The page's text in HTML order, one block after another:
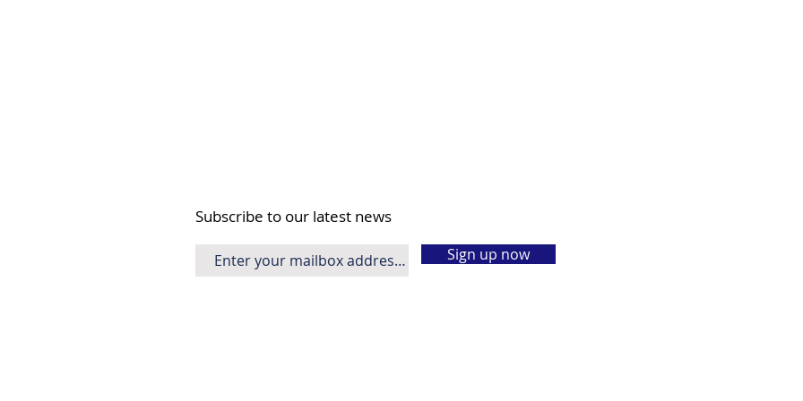
Subscribe to our latest news
Sign up now